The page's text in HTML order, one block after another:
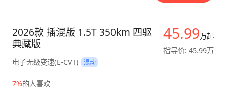
45.99万起
指导价: 45.99万
2026款 插混版 1.5T 350km 四驱
典藏版
电子无级变速(E-CVT) 混动
7%的人喜欢